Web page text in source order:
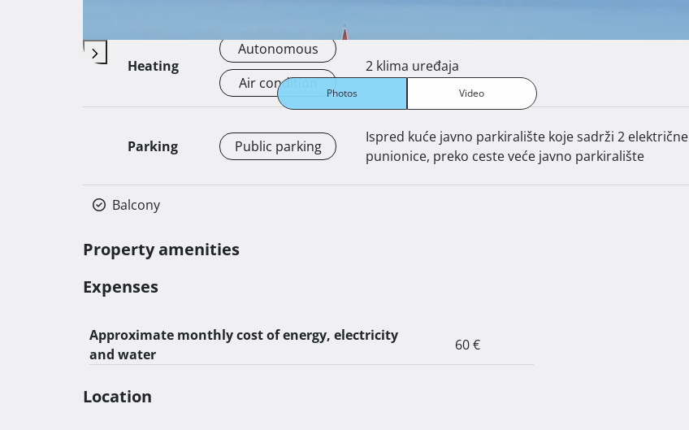
Photos Video
Heating
Autonomous
Air condition
2 klima uređaja
Parking Public parking
Ispred kuće javno parkiralište koje sadrži 2 električne
punionice, preko ceste veće javno parkiralište
Balcony
Property amenities
Expenses
Approximate monthly cost of energy, electricity
and water
60 €
Location